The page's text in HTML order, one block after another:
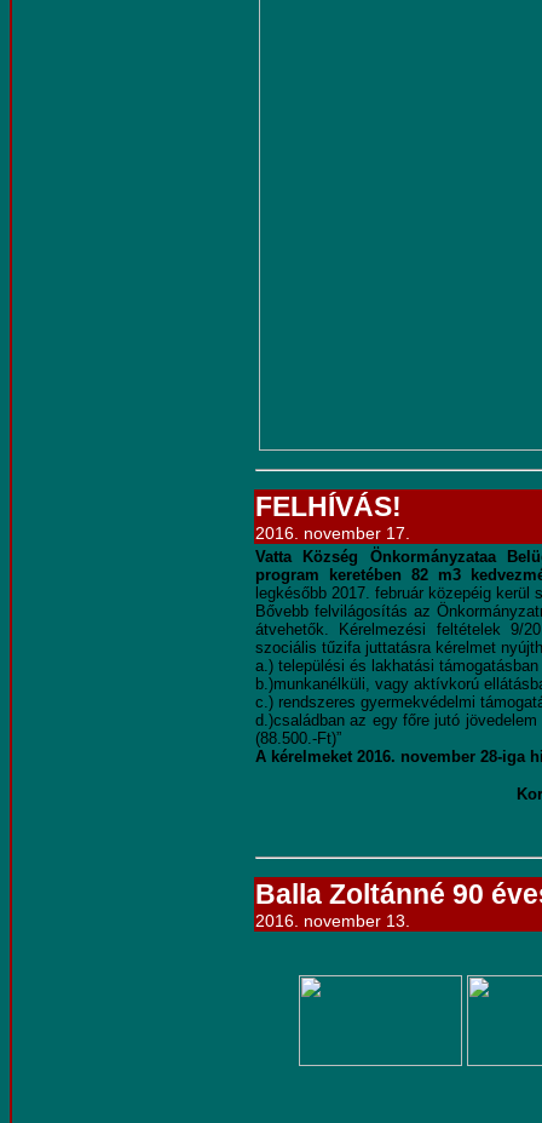
FELHÍVÁS!
2016. november 17.
Vatta Község Önkormányzataa
program keretében 82 m3
legkésőbb 2017. február közepéig kerül
Bővebb felvilágosítás az
átvehetők. Kérelmezési feltételek 9/
szociális tűzifa juttatásra kérelmet
a.) települési és lakhatási
b.)munkanélküli, vagy aktívkorú
c.) rendszeres gyermekvédelmi
d.)családban az egy főre jutó
(88.500.-Ft)”
A kérelmeket 2016. november 28-iga
Balla Zoltánné 90
2016. november 13.